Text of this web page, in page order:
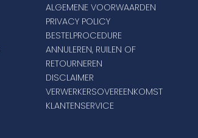
ALGEMENE VOORWAARDEN
PRIVACY POLICY
BESTELPROCEDURE
ANNULEREN, RUILEN OF
RETOURNEREN
DISCLAIMER
VERWERKERSOVEREENKOMST
KLANTENSERVICE